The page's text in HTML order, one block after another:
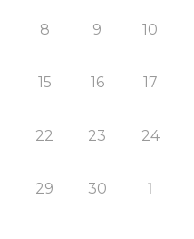
8 9 10
15 16 17
22 23 24
29 30 1